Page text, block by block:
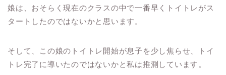
娘は、おそらく現在のクラスの中で一番早くトイトレがス
タートしたのではないかと思います。
そして、この娘のトイトレ開始が息子を少し焦らせ、トイ
トレ完了に導いたのではないかと私は推測しています。